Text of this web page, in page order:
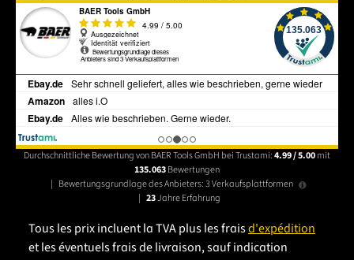
Durchschnittliche Bewertung von BAER Tools GmbH bei Trustami:4.99 / 5.00mit
135.063Bewertungen
| Bewertungsgrundlage des Anbieters: 3 Verkaufsplattformen
| 23Jahre Erfahrung
Tous les prix incluent la TVA plus les fraisd'expédition
et les éventuels frais de livraison, sauf indication